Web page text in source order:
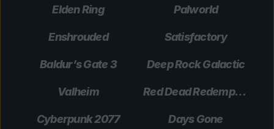
Elden Ring Palworld
Enshrouded Satisfactory
Baldur’s Gate 3 Deep Rock Galactic
Valheim Red Dead Redemption 2
Cyberpunk 2077 Days Gone